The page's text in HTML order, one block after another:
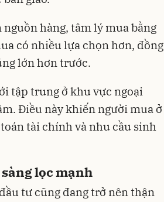
hàng, tâm lý mua bằng
có nhiều lựa chọn hơn, đồng
lớn hơn trước.
tập trung ở khu vực ngoại
Điều này khiến người mua ở
tài chính và nhu cầu sinh
lọc mạnh
tư cũng đang trở nên thận